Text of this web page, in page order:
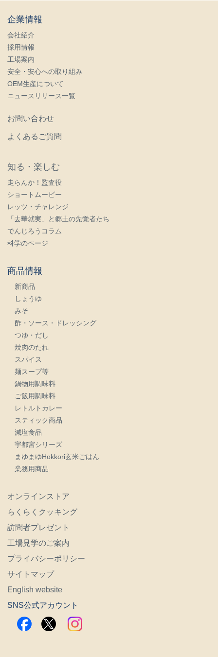
企業情報
会社紹介
採用情報
工場案内
安全・安心への取り組み
OEM生産について
ニュースリリース一覧
お問い合わせ
よくあるご質問
知る・楽しむ
走らんか！監査役
ショートムービー
レッツ・チャレンジ
「去華就実」と郷土の先覚者たち
でんじろうコラム
科学のページ
商品情報
新商品
しょうゆ
みそ
酢・ソース・ドレッシング
つゆ・だし
焼肉のたれ
スパイス
麺スープ等
鍋物用調味料
ご飯用調味料
レトルトカレー
スティック商品
減塩食品
宇都宮シリーズ
まゆまゆHokkori玄米ごはん
業務用商品
オンラインストア
らくらくクッキング
訪問者プレゼント
工場見学のご案内
プライバシーポリシー
サイトマップ
English website
SNS公式アカウント